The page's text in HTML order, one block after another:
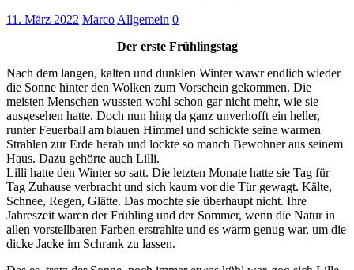
11. März 2022 Marco Allgemein 0
Der erste Frühlingstag
Nach dem langen, kalten und dunklen Winter wawr endlich wieder
die Sonne hinter den Wolken zum Vorschein gekommen. Die
meisten Menschen wussten wohl schon gar nicht mehr, wie sie
ausgesehen hatte. Doch nun hing da ganz unverhofft ein heller,
runter Feuerball am blauen Himmel und schickte seine warmen
Strahlen zur Erde herab und lockte so manch Bewohner aus seinem
Haus. Dazu gehörte auch Lilli.
Lilli hatte den Winter so satt. Die letzten Monate hatte sie Tag für
Tag Zuhause verbracht und sich kaum vor die Tür gewagt. Kälte,
Schnee, Regen, Glätte. Das mochte sie überhaupt nicht. Ihre
Jahreszeit waren der Frühling und der Sommer, wenn die Natur in
allen vorstellbaren Farben erstrahlte und es warm genug war, um die
dicke Jacke im Schrank zu lassen.